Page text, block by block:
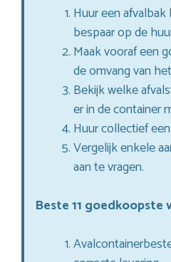
Huur een
bespaar op de
Maak vooraf een
de omvang van
Bekijk welke
er in de container
Huur collectief
Vergelijk enkele
aan te vragen.
Beste 11